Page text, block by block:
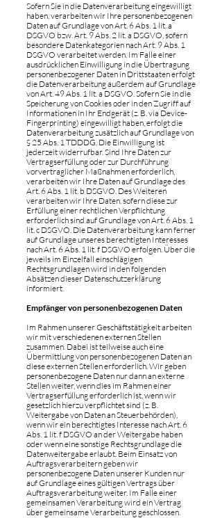
Sofern Sie in die Datenverarbeitung eingewilligt
haben, verarbeiten wir Ihre personenbezogenen
Daten auf Grundlage von Art. 6 Abs. 1 lit. a
DSGVO bzw. Art. 9 Abs. 2 lit. a DSGVO, sofern
besondere Datenkategorien nach Art. 9 Abs. 1
DSGVO verarbeitet werden. Im Falle einer
ausdrücklichen Einwilligung in die Übertragung
personenbezogener Daten in Drittstaaten erfolgt
die Datenverarbeitung außerdem auf Grundlage
von Art. 49 Abs. 1 lit. a DSGVO. Sofern Sie in die
Speicherung von Cookies oder in den Zugriff auf
Informationen in Ihr Endgerät (z. B. via Device-
Fingerprinting) eingewilligt haben, erfolgt die
Datenverarbeitung zusätzlich auf Grundlage von
§ 25 Abs. 1 TDDDG. Die Einwilligung ist
jederzeit widerrufbar. Sind Ihre Daten zur
Vertragserfüllung oder zur Durchführung
vorvertraglicher Maßnahmen erforderlich,
verarbeiten wir Ihre Daten auf Grundlage des
Art. 6 Abs. 1 lit. b DSGVO. Des Weiteren
verarbeiten wir Ihre Daten, sofern diese zur
Erfüllung einer rechtlichen Verpflichtung
erforderlich sind auf Grundlage von Art. 6 Abs. 1
lit. c DSGVO. Die Datenverarbeitung kann ferner
auf Grundlage unseres berechtigten Interesses
nach Art. 6 Abs. 1 lit. f DSGVO erfolgen. Über die
jeweils im Einzelfall einschlägigen
Rechtsgrundlagen wird in den folgenden
Absätzen dieser Datenschutzerklärung
informiert.
Empfänger von personenbezogenen Daten
Im Rahmen unserer Geschäftstätigkeit arbeiten
wir mit verschiedenen externen Stellen
zusammen. Dabei ist teilweise auch eine
Übermittlung von personenbezogenen Daten an
diese externen Stellen erforderlich. Wir geben
personenbezogene Daten nur dann an externe
Stellen weiter, wenn dies im Rahmen einer
Vertragserfüllung erforderlich ist, wenn wir
gesetzlich hierzu verpflichtet sind (z. B.
Weitergabe von Daten an Steuerbehörden),
wenn wir ein berechtigtes Interesse nach Art. 6
Abs. 1 lit. f DSGVO an der Weitergabe haben
oder wenn eine sonstige Rechtsgrundlage die
Datenweitergabe erlaubt. Beim Einsatz von
Auftragsverarbeitern geben wir
personenbezogene Daten unserer Kunden nur
auf Grundlage eines gültigen Vertrags über
Auftragsverarbeitung weiter. Im Falle einer
gemeinsamen Verarbeitung wird ein Vertrag
über gemeinsame Verarbeitung geschlossen.